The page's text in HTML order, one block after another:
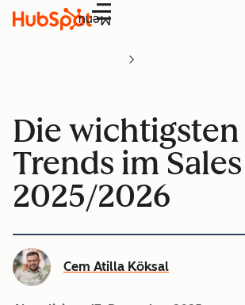
Menü
Die wichtigsten
Trends im Sales
2025/2026
Cem Atilla Köksal